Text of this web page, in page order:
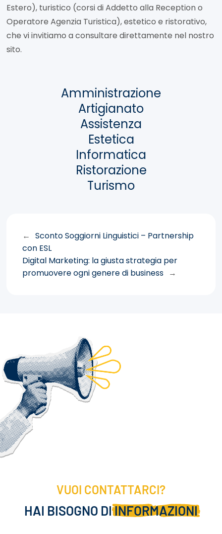
Estero), turistico (corsi di Addetto alla Reception o
Operatore Agenzia Turistica), estetico e ristorativo,
che vi invitiamo a consultare direttamente nel nostro
sito.
Amministrazione
Artigianato
Assistenza
Estetica
Informatica
Ristorazione
Turismo
← Sconto Soggiorni Linguistici – Partnership
con ESL
Digital Marketing: la giusta strategia per
promuovere ogni genere di business →
VUOI CONTATTARCI?
HAI BISOGNO DIINFORMAZIONI